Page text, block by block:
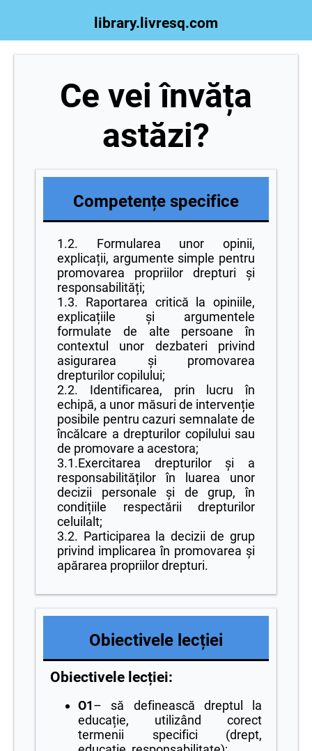
library.livresq.com
Ce vei învăța
astăzi?
Competențe specifice
1.2. Formularea unor opinii,
explicații, argumente simple pentru
promovarea propriilor drepturi și
responsabilități;
1.3. Raportarea critică la opiniile,
explicațiile și argumentele
formulate de alte persoane în
contextul unor dezbateri privind
asigurarea și promovarea
drepturilor copilului;
2.2. Identificarea, prin lucru în
echipă, a unor măsuri de intervenție
posibile pentru cazuri semnalate de
încălcare a drepturilor copilului sau
de promovare a acestora;
3.1.Exercitarea drepturilor și a
responsabilităților în luarea unor
decizii personale și de grup, în
condițiile respectării drepturilor
celuilalt;
3.2. Participarea la decizii de grup
privind implicarea în promovarea și
apărarea propriilor drepturi.
Obiectivele lecției
Obiectivele lecției:
O1– să definească dreptul la
educație, utilizând corect
termenii specifici (drept,